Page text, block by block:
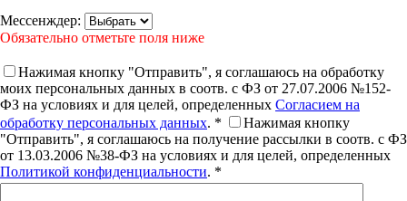
Мессенждер:
Обязательно отметьте поля ниже
Нажимая кнопку "Отправить", я соглашаюсь на обработку
моих персональных данных в соотв. с ФЗ от 27.07.2006 №152-
ФЗ на условиях и для целей, определенных Согласием на
обработку персональных данных. *
Нажимая кнопку
"Отправить", я соглашаюсь на получение рассылки в соотв. с ФЗ
от 13.03.2006 №38-ФЗ на условиях и для целей, определенных
Политикой конфиденциальности. *